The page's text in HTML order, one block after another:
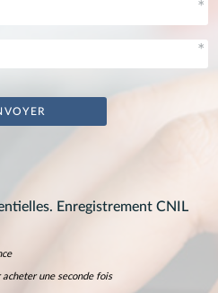
Enregistrement CNIL
une seconde fois